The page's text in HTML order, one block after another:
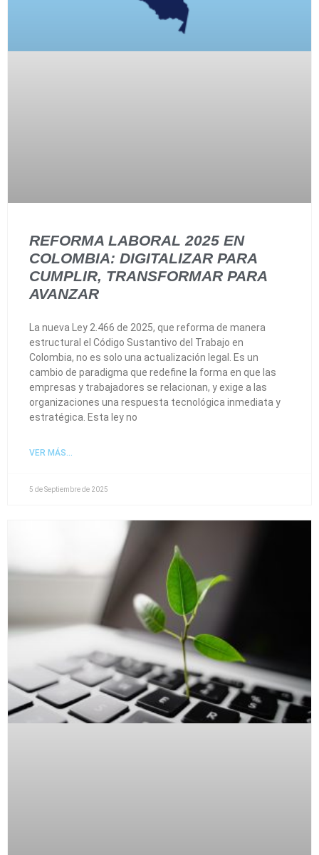
REFORMA LABORAL 2025 EN
COLOMBIA: DIGITALIZAR PARA
CUMPLIR, TRANSFORMAR PARA
AVANZAR
La nueva Ley 2.466 de 2025, que reforma de manera
estructural el Código Sustantivo del Trabajo en
Colombia, no es solo una actualización legal. Es un
cambio de paradigma que redefine la forma en que las
empresas y trabajadores se relacionan, y exige a las
organizaciones una respuesta tecnológica inmediata y
estratégica. Esta ley no
VER MÁS...
5 de Septiembre de 2025